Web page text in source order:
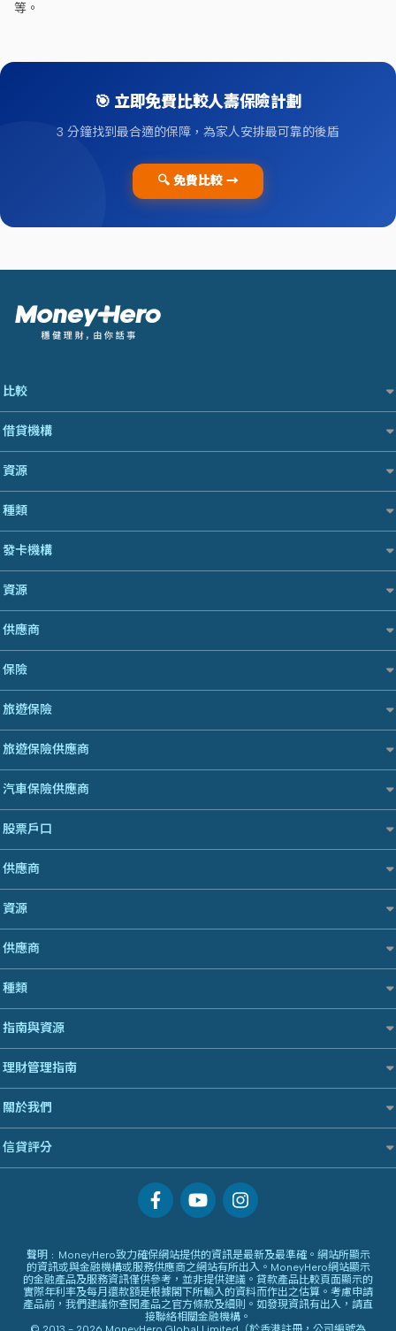
等。
🎯 立即免費比較人壽保險計劃
3 分鐘找到最合適的保障，為家人安排最可靠的後盾
🔍 免費比較 →
比較
私人貸款比較
網上貸款
結餘轉戶(清卡數貸款)
銀行貸款
財務公司貸款
免入息貸款
業主貸款
緊急貸款比較
最佳小額貸款比較
易批必批貸款
24小時貸款
最佳循環貸款
借貸機構
BEA 東亞銀行
Cashing Pro 優尚信貸
CCB(Asia) 中國建設銀行 (亞洲)
Citibank 花旗銀行
CNCBI 信銀國際
CreFIT 維信
Fubon 富邦銀行
HSBC 滙豐銀行貸款
K Cash 貸款
Mox 銀行
National Resources 中潤物業按揭
OCBC 華僑銀行
Rabbit Credit月兔信貸
UA 亞洲聯合財務
WeLab Bank
WeLend 貸款
X Wallet 貸款
ZA Bank
資源
如何申請個人貸款
個人貸款有用資訊
清卡數貸款教學
循環貸款教學
個人化貸款產品推介 🔥全新
債務重組一覽
種類
網購優惠
尊尚信用卡
公司信用卡
電子錢包信用卡
日本遊信用卡攻略
韓國遊信用卡攻略
Visa信用卡
銀聯信用卡
高獎賞信用卡推薦
酒店信用卡
發卡機構
Citibank花旗銀行
DBS星展銀行
HSBC滙豐銀行
Mox
信銀國際
大新銀行
安信EarnMORE
東亞銀行
SIM
Airwallex信用卡
資源
Black Friday優惠
一田購物優惠日
SOGO感謝祭
HKTVmall優惠碼
交稅優惠
酒店優惠碼
供應商
八達通自動增值信用卡
保險
旅遊保險
家居保險
家傭保險
寵物保險
定期人壽保險
危疾保險
旅遊保險
日本旅遊保險及資訊
台灣旅遊保險及資訊
韓國旅遊保險及資訊
歐洲旅遊保險及資訊
越南旅遊保險及資訊
澳洲旅遊保險及資訊
全年周圍飛
自駕遊比較
相機有得保
專為孕婦設計的最佳旅遊保險
最佳滑雪旅遊保險
最適合BB的旅遊保險
旅遊保險供應商
AXA 安盛
Allianz 安聯
Allied World 世聯
Avo
中國銀行
Bolttech 保特
大新銀行
HSBC滙豐銀行
MSIG 三井住友
Prudential 保誠
QBE 昆士蘭
Starr
汽車保險供應商
大新汽車保險
Allianz安聯汽車保險
bolttech保障汽車保險
Zurich蘇黎世汽車保險
QBE昆士蘭汽車保險
平安汽車保險
股票戶口
富途證券
老虎證券
uSMART 盈立證券
華盛証券
長橋證券
WeBull微牛證券
StashAway
供應商
富途牛牛好唔好？
Longbridge長橋證券好唔好？
老虎證券好唔好？
華盛証券好唔好？
漲樂全球通好唔好？
IB盈透證券好唔好？
Hashkey好唔好？
資源
股票戶口開戶
港股5隻高息ETF精選
什麼是ETF？
香港30大高息股排行
黃金ETF懶人包
最值得注意的比特幣ETF
供應商
銀行戶口比較
Citi Plus
中信銀行inMotion
Airwallex銀行
種類
定期存款
人民幣定存
美元定存
英鎊定存
澳元定存
指南與資源
理財資訊
債務管理
投資理財
置業安居
人生保障
理財管理指南
常用相關詞彙
所有合作銀行或機構
關於我們
服務承諾
條款及細則
編輯守則
廣告合作
信貸評分
聲明﹕MoneyHero致力確保網站提供的資訊是最新及最準確。網站所顯示
的資訊或與金融機構或服務供應商之網站有所出入。MoneyHero網站顯示
的金融產品及服務資訊僅供參考，並非提供建議。貸款產品比較頁面顯示的
實際年利率及每月還款額是根據閣下所輸入的資料而作出之估算。考慮申請
產品前，我們建議你查閱產品之官方條款及細則。如發現資訊有出入，請直
接聯絡相關金融機構。